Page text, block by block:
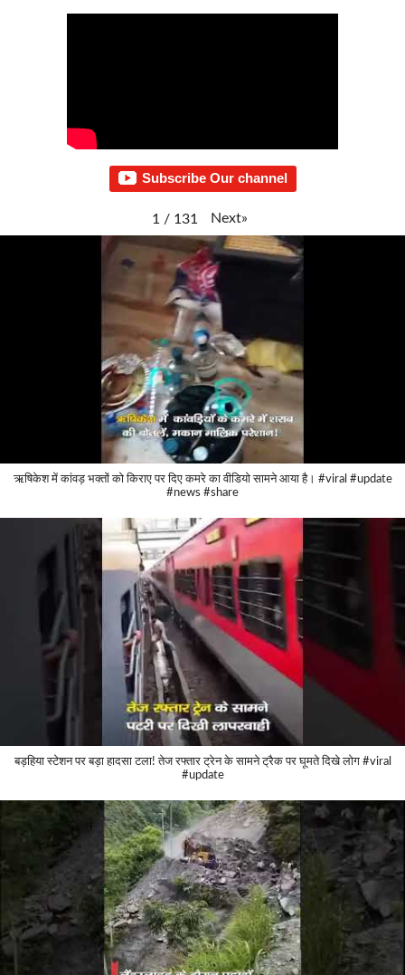
Subscribe Our channel
1 / 131 Next»
ऋषिकेश में कांवड़ भक्तों को किराए पर दिए कमरे का वीडियो सामने आया है। #viral #update
#news #share
बड़हिया स्टेशन पर बड़ा हादसा टला! तेज रफ्तार ट्रेन के सामने ट्रैक पर घूमते दिखे लोग #viral
#update